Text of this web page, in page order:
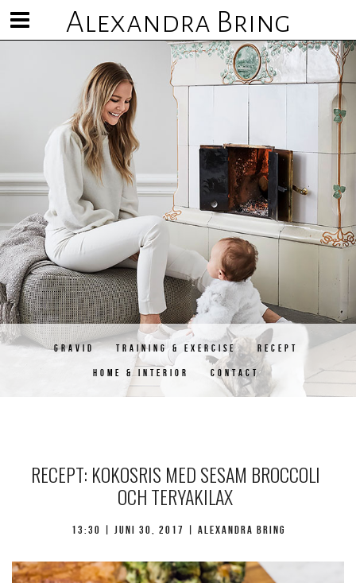
Alexandra Bring
Visa/göm
meny
GRAVID TRAINING & EXERCISE RECEPT
HOME & INTERIOR CONTACT
RECEPT: KOKOSRIS MED SESAM BROCCOLI
OCH TERYAKILAX
13:30 | juni 30, 2017 | Alexandra Bring